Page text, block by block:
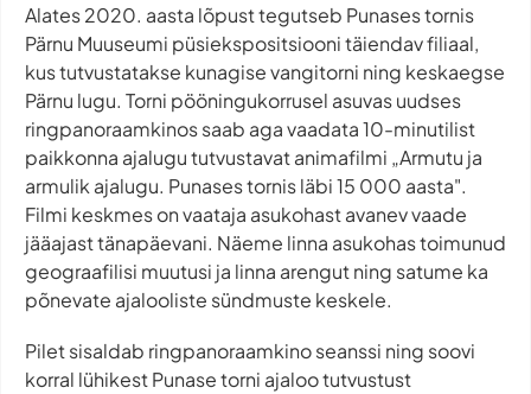
Alates 2020. aasta lõpust tegutseb Punases tornis
Pärnu Muuseumi püsiekspositsiooni täiendav filiaal,
kus tutvustatakse kunagise vangitorni ning keskaegse
Pärnu lugu. Torni pööningukorrusel asuvas uudses
ringpanoraamkinos saab aga vaadata 10-minutilist
paikkonna ajalugu tutvustavat animafilmi „Armutu ja
armulik ajalugu. Punases tornis läbi 15 000 aasta".
Filmi keskmes on vaataja asukohast avanev vaade
jääajast tänapäevani. Näeme linna asukohas toimunud
geograafilisi muutusi ja linna arengut ning satume ka
põnevate ajalooliste sündmuste keskele.
Pilet sisaldab ringpanoraamkino seanssi ning soovi
korral lühikest Punase torni ajaloo tutvustust